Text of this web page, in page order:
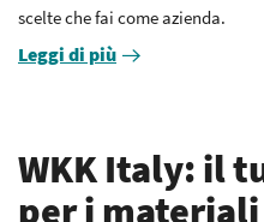
scelte che fai come azienda.
Leggi di più
WKK Italy: il
per i